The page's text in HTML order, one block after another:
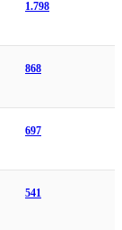
1.798
868
697
541